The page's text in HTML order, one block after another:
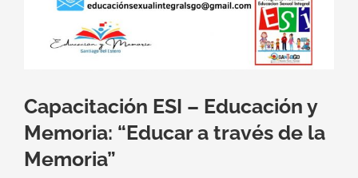
Capacitación ESI – Educación y
Memoria: “Educar a través de la
Memoria”